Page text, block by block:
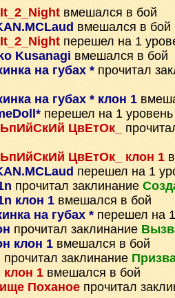
вмешался в бой
вмешался в бой
перешел на 1
Kusanagi вмешался в бой
на губах * прочитал
на губах * клон 1
перешел на 1
ЦвЕтОк_
ЦвЕтОк_ клон 1
перешел на 1
прочитал заклинание
клон 1 вмешался в бой
на губах * перешел на
прочитал заклинание
клон 1 вмешался в бой
прочитал заклинание
клон 1 вмешался в бой
Поханое прочитал